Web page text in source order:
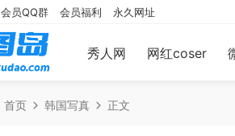
秀人网 网红coser
会员QQ群 会员福利 永久网址
首页 韩国写真 正文